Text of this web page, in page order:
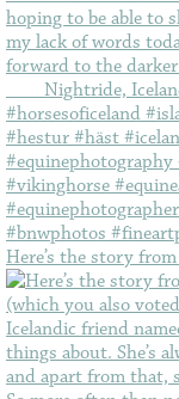
Here’s the story